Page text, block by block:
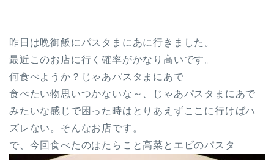
昨日は晩御飯にパスタまにあに行きました。
最近このお店に行く確率がかなり高いです。
何食べようか？じゃあパスタまにあで
食べたい物思いつかないな～、じゃあパスタまにあで
みたいな感じで困った時はとりあえずここに行けばハ
ズレない。そんなお店です。
で、今回食べたのはたらこと高菜とエビのパスタ